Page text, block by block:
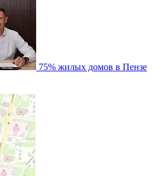
75% жилых домов в Пензе